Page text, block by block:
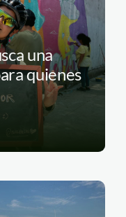
una
quienes